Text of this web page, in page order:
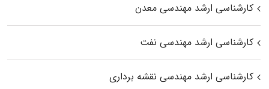
کارشناسی ارشد مهندسی معدن
کارشناسی ارشد مهندسی نفت
کارشناسی ارشد مهندسی نقشه برداری